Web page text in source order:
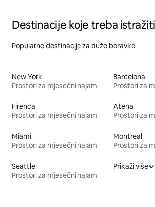
Destinacije koje treba istražiti
Popularne destinacije za duže boravke
New York
Prostori za mjesečni najam
Barcelona
Prostori za
Firenca
Prostori za mjesečni najam
Atena
Prostori za
Miami
Prostori za mjesečni najam
Montreal
Prostori za
Seattle
Prostori za mjesečni najam
Prikaži više